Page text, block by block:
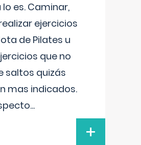
es. Caminar,
ejercicios
de Pilates u
que no
saltos quizás
mas indicados.
...
+